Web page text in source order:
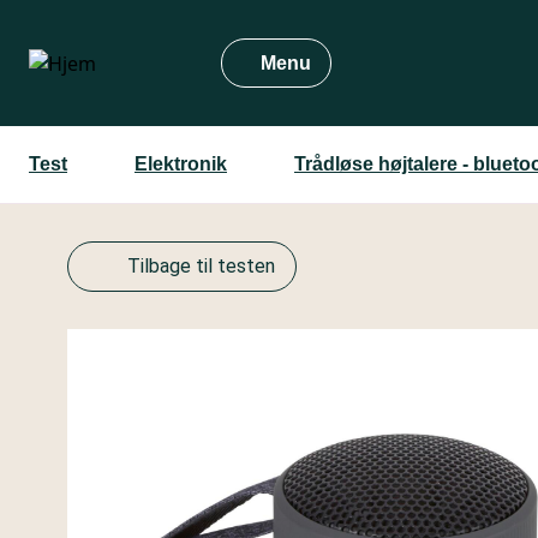
hovedindhold
Menu
Test Elektronik Trådløse højtalere -
Tilbage til testen